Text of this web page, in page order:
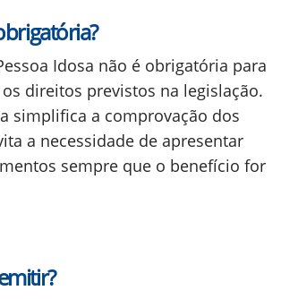
Idosa não é obrigatória para
direitos previstos na legislação.
simplifica a comprovação dos
a necessidade de apresentar
sempre que o benefício for